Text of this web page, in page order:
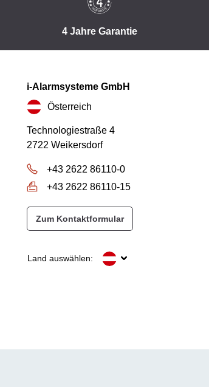
4 Jahre Garantie
i-Alarmsysteme GmbH
Österreich
Technologiestraße 4
2722 Weikersdorf
+43 2622 86110-0
+43 2622 86110-15
Zum Kontaktformular
Land auswählen: